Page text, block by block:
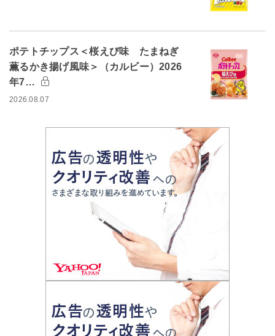
ポテトチップス＜桜えび味 たまねぎ
薫るかき揚げ風味＞（カルビー）2026
年7…
2026.08.07